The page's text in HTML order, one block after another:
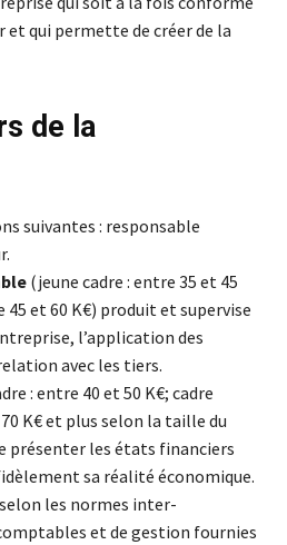
qui permette de créer de la
de la
suivantes : responsable
(jeune cadre : entre 35 et 45
45 et 60 K€) produit et supervise
l’application des
avec les tiers.
: entre 40 et 50 K€; cadre
K€ et plus selon la taille du
présenter les états financiers
sa réalité économique.
les normes inter-
et de gestion fournies